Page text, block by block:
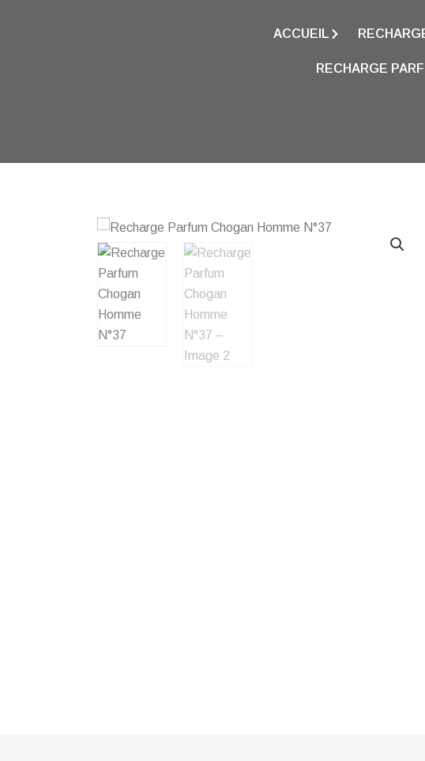
ACCUEIL
RECHARGE